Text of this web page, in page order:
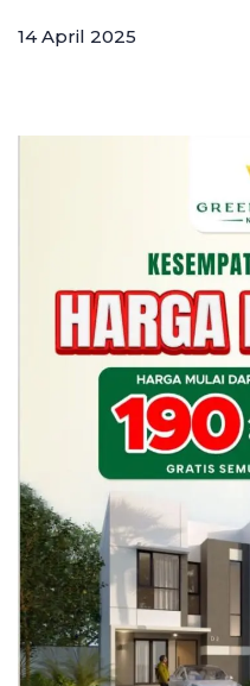
14 April 2025